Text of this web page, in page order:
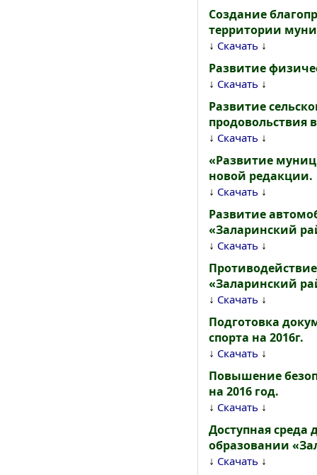
Создание
территории
↓ Скачать ↓
Развитие
↓ Скачать ↓
Развитие
продовольствия
↓ Скачать ↓
«Развитие
новой редакции.
↓ Скачать ↓
Развитие
«Заларинский
↓ Скачать ↓
«Заларинский
↓ Скачать ↓
Подготовка
спорта на 2016г.
↓ Скачать ↓
Повышение
на 2016 год.
↓ Скачать ↓
Доступная
образовании
↓ Скачать ↓